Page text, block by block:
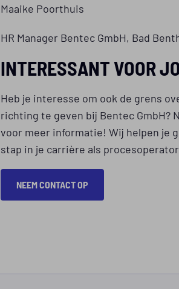
Maaike Poorthuis
HR Manager Bentec GmbH, Bad
INTERESSANT VOOR
Heb je interesse om ook de grens
richting te geven bij Bentec GmbH?
voor meer informatie! Wij helpen je
stap in je carrière als
NEEM CONTACT OP